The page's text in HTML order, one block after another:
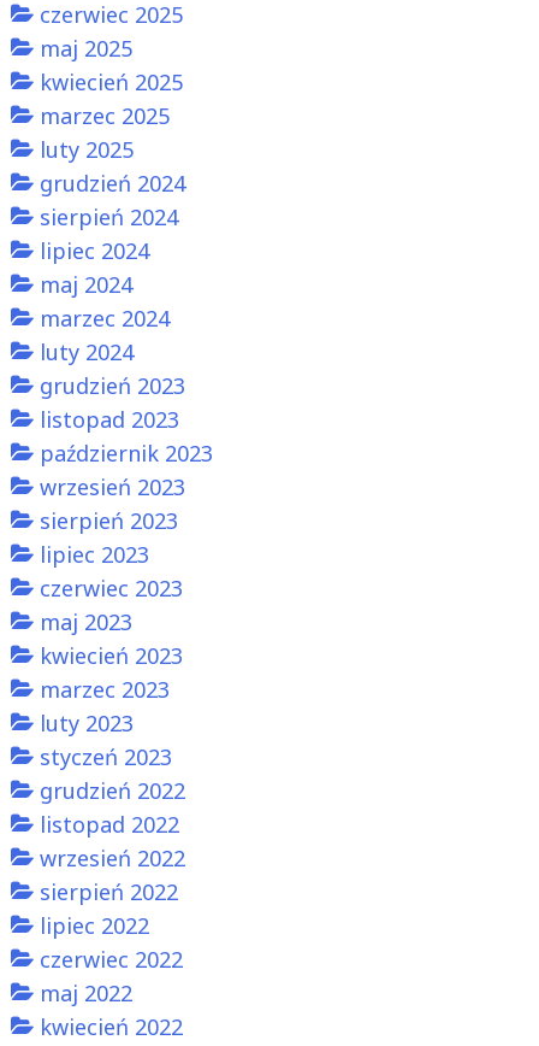
czerwiec 2025
maj 2025
kwiecień 2025
marzec 2025
luty 2025
grudzień 2024
sierpień 2024
lipiec 2024
maj 2024
marzec 2024
luty 2024
grudzień 2023
listopad 2023
październik 2023
wrzesień 2023
sierpień 2023
lipiec 2023
czerwiec 2023
maj 2023
kwiecień 2023
marzec 2023
luty 2023
styczeń 2023
grudzień 2022
listopad 2022
wrzesień 2022
sierpień 2022
lipiec 2022
czerwiec 2022
maj 2022
kwiecień 2022